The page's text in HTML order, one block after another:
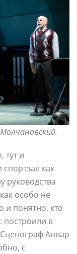
тут и
как
руководства
особо не
и понятно, кто
построили в
Анвар
с